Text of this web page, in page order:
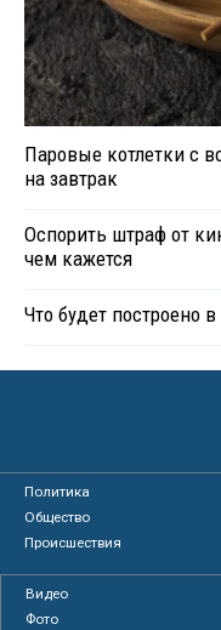
Паровые котлетки с
на завтрак
Оспорить штраф от
чем кажется
Что будет построено
Политика
Общество
Происшествия
Видео
Фото